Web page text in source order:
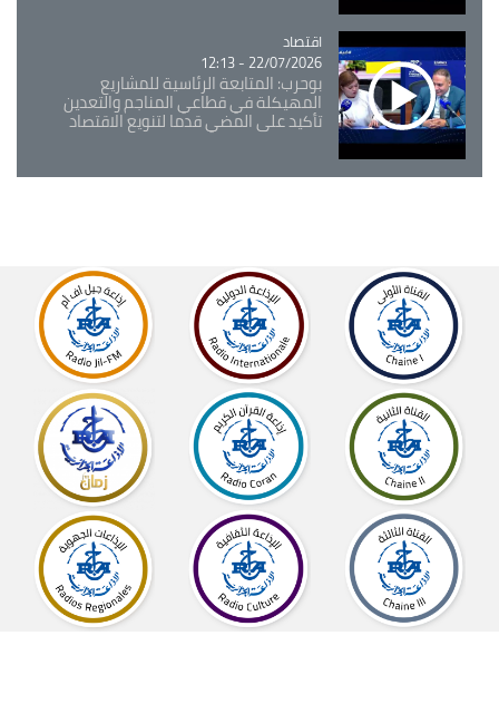
Catégorie
اقتصاد
22/07/2026 - 12:13
بوحرب: المتابعة الرئاسية للمشاريع
المهيكلة في قطاعي المناجم والتعدين
تأكيد على المضي قدما لتنويع الاقتصاد